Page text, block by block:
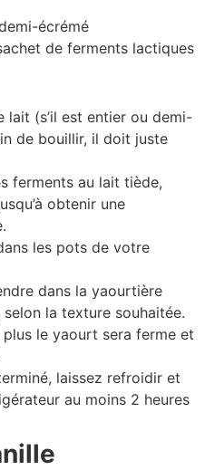
écrémé
de ferments lactiques
lait (s’il est entier ou demi-
de bouillir, il doit juste
ferments au lait tiède,
obtenir une
les pots de votre
dans la yaourtière
la texture souhaitée.
le yaourt sera ferme et
laissez refroidir et
au moins 2 heures